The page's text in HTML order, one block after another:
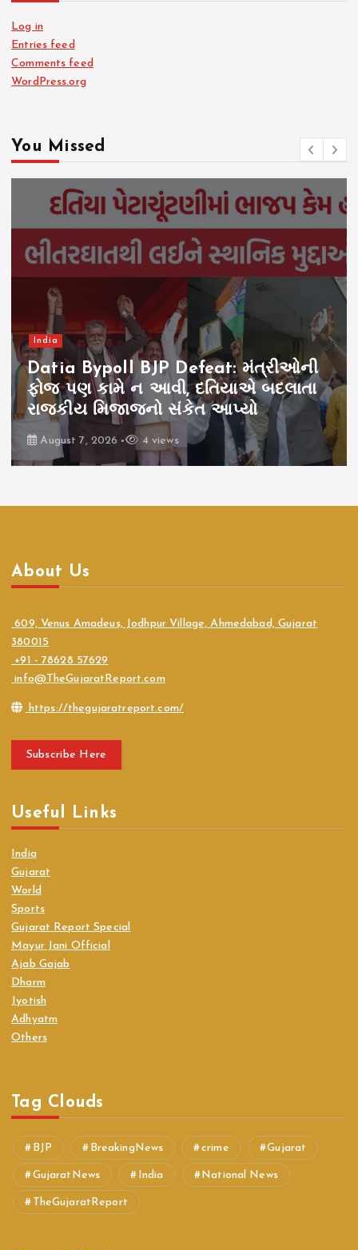
Log in
Entries feed
Comments feed
WordPress.org
You Missed
Gujarat Gujarat Report Special
Babarkot Mining Controversy:
સિંહની જમીન છીનવી, બાબરકોટ વિવાદ,
સિમેન્ટ કંપનીના શરણે સરકાર
August 7, 2026 9 views
About Us
609, Venus Amadeus, Jodhpur Village, Ahmedabad, Gujarat
380015
+91 - 78628 57629
info@TheGujaratReport.com
https://thegujaratreport.com/
Subscribe Here
Useful Links
India
Gujarat
World
Sports
Gujarat Report Special
Mayur Jani Official
Ajab Gajab
Dharm
Jyotish
Adhyatm
Others
Tag Clouds
BJP BreakingNews crime Gujarat
GujaratNews India National News
TheGujaratReport